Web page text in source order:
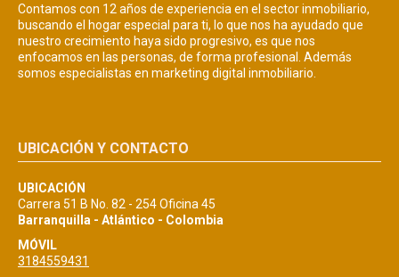
Contamos con 12 años de experiencia en el sector inmobiliario,
buscando el hogar especial para ti, lo que nos ha ayudado que
nuestro crecimiento haya sido progresivo, es que nos
enfocamos en las personas, de forma profesional. Además
somos especialistas en marketing digital inmobiliario.
UBICACIÓN Y CONTACTO
UBICACIÓN
Carrera 51 B No. 82 - 254 Oficina 45
Barranquilla - Atlántico - Colombia
MÓVIL
3184559431